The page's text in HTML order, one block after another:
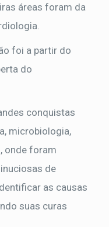
áreas foram da
foi a partir do
do
conquistas
microbiologia,
onde foram
de
as causas
suas curas